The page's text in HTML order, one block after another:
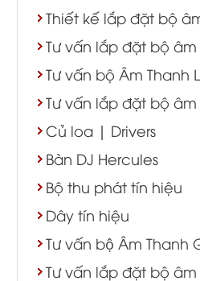
Thiết kế lắp đặt bộ
Tư vấn lắp đặt bộ
Tư vấn bộ Âm Thanh
Tư vấn lắp đặt bộ
Củ loa | Drivers
Bàn DJ Hercules
Bộ thu phát tín hiệu
Dây tín hiệu
Tư vấn bộ Âm Thanh
Tư vấn lắp đặt bộ